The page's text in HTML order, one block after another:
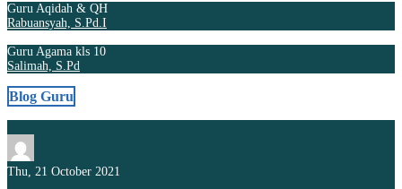
Guru Aqidah & QH
Rabuansyah, S.Pd.I
Guru Agama kls 10
Salimah, S.Pd
Blog Guru
Thu, 21 October 2021